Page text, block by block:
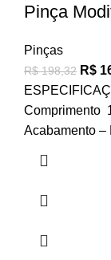
Pinça
Pinças
R$198,32 R$
Comprimento
Acabamento –